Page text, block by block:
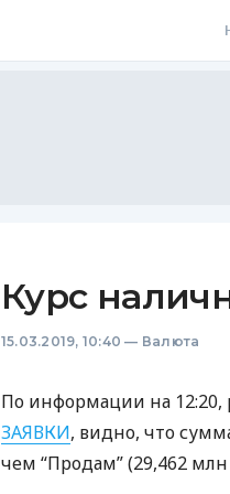
Курс
15.03.2019, 10:40 — Валюта
По информации на
ЗАЯВКИ, видно, что
чем “Продам” (29,462